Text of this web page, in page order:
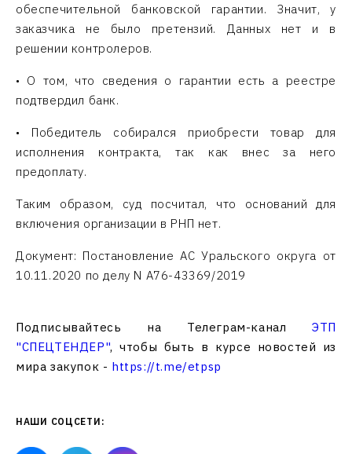
обеспечительной банковской гарантии. Значит, у
заказчика не было претензий. Данных нет и в
решении контролеров.
• О том, что сведения о гарантии есть а реестре
подтвердил банк.
• Победитель собирался приобрести товар для
исполнения контракта, так как внес за него
предоплату.
Таким образом, суд посчитал, что оснований для
включения организации в РНП нет.
Документ: Постановление АС Уральского округа от
10.11.2020 по делу N А76-43369/2019
Подписывайтесь на Телеграм-каналЭТП
"СПЕЦТЕНДЕР", чтобы быть в курсе новостей из
мира закупок - https://t.me/etpsp
НАШИ СОЦСЕТИ: